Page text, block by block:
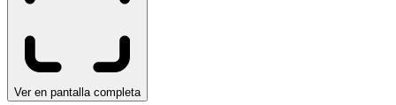
Ver en pantalla completa